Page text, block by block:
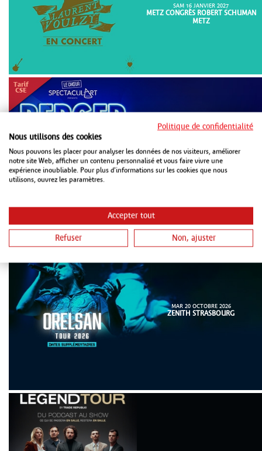
SAM 16 JANVIER 2027
METZ CONGRÈS ROBERT SCHUMAN
METZ
METZ CONGRÈS ROBERT SCHUMAN
METZ
MAR 20 OCTOBRE 2026
ZENITH STRASBOURG
Politique de confidentialité
Nous utilisons des cookies
Nous pouvons les placer pour analyser les données de nos visiteurs, améliorer
notre site Web, afficher un contenu personnalisé et vous faire vivre une
expérience inoubliable. Pour plus d'informations sur les cookies que nous
utilisons, ouvrez les paramètres.
Accepter tout
Refuser Non, ajuster